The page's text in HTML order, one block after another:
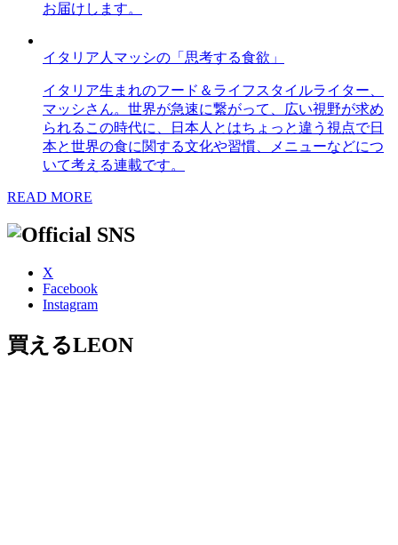
お届けします。
イタリア人マッシの「思考する食欲」
イタリア生まれのフード＆ライフスタイルライター、
マッシさん。世界が急速に繋がって、広い視野が求め
られるこの時代に、日本人とはちょっと違う視点で日
本と世界の食に関する文化や習慣、メニューなどにつ
いて考える連載です。
READ MORE
X
Facebook
Instagram
買えるLEON